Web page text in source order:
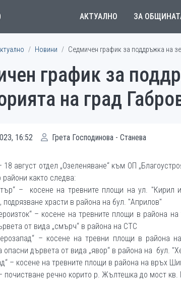
АКТУАЛНО ЗА
Новини Седмичен график за поддръжка на
график за
на град
16:52 Грета Господинова - Станева
18 август отдел „Озеленяване“ към ОП
райони както следва:
– косене на тревните площи на ул. "Кирил
подрязване храсти в района на бул. "Априлов"
– косене на тревните площи в района
от вида „смърч“ в района на СТС
– косене на тревни площи в района
опасни дървета от вида „явор“ в района на бул.
– косене на тревните площи в района на връх
почистване речно корито р. Жълтешка до мост кв.